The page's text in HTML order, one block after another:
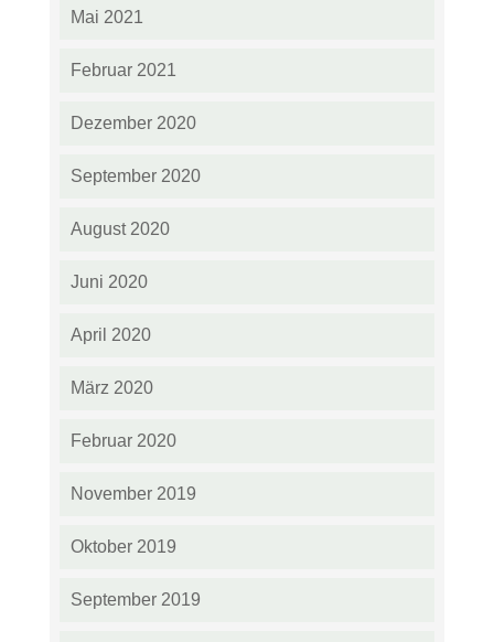
Mai 2021
Februar 2021
Dezember 2020
September 2020
August 2020
Juni 2020
April 2020
März 2020
Februar 2020
November 2019
Oktober 2019
September 2019